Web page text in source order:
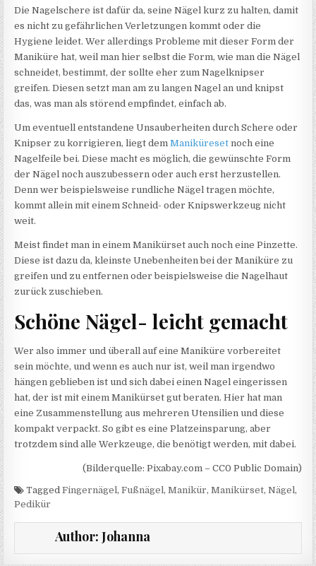
Die Nagelschere ist dafür da, seine Nägel kurz zu halten, damit
es nicht zu gefährlichen Verletzungen kommt oder die
Hygiene leidet. Wer allerdings Probleme mit dieser Form der
Maniküre hat, weil man hier selbst die Form, wie man die Nägel
schneidet, bestimmt, der sollte eher zum Nagelknipser
greifen. Diesen setzt man am zu langen Nagel an und knipst
das, was man als störend empfindet, einfach ab.
Um eventuell entstandene Unsauberheiten durch Schere oder
Knipser zu korrigieren, liegt demManiküreset noch eine
Nagelfeile bei. Diese macht es möglich, die gewünschte Form
der Nägel noch auszubessern oder auch erst herzustellen.
Denn wer beispielsweise rundliche Nägel tragen möchte,
kommt allein mit einem Schneid- oder Knipswerkzeug nicht
weit.
Meist findet man in einem Manikürset auch noch eine Pinzette.
Diese ist dazu da, kleinste Unebenheiten bei der Maniküre zu
greifen und zu entfernen oder beispielsweise die Nagelhaut
zurück zuschieben.
Schöne Nägel- leicht gemacht
Wer also immer und überall auf eine Maniküre vorbereitet
sein möchte, und wenn es auch nur ist, weil man irgendwo
hängen geblieben ist und sich dabei einen Nagel eingerissen
hat, der ist mit einem Manikürset gut beraten. Hier hat man
eine Zusammenstellung aus mehreren Utensilien und diese
kompakt verpackt. So gibt es eine Platzeinsparung, aber
trotzdem sind alle Werkzeuge, die benötigt werden, mit dabei.
(Bilderquelle: Pixabay.com – CC0 Public Domain)
TaggedFingernägel,Fußnägel,Manikür,Manikürset,Nägel,
Pedikür
Author: Johanna